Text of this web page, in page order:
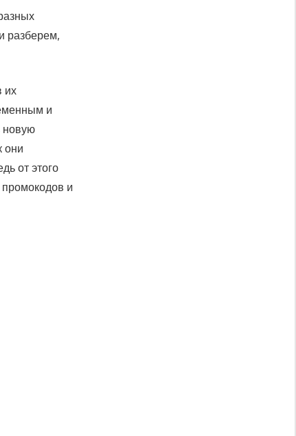
разберем,
их
и
новую
они
от этого
и